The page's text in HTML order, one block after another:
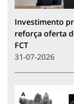
Investimento
reforça oferta
FCT
31-07-2026